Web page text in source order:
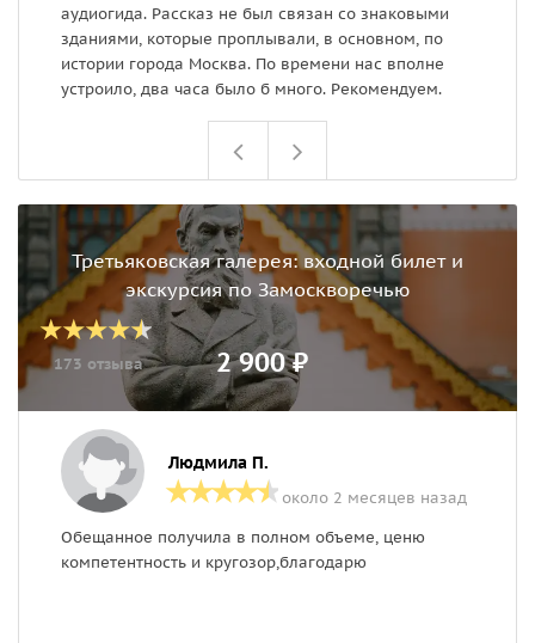
аудиогида. Рассказ не был связан со знаковыми
зданиями, которые проплывали, в основном, по
истории города Москва. По времени нас вполне
устроило, два часа было б много. Рекомендуем.
Третьяковская галерея: входной билет и
экскурсия по Замоскворечью
173 отзыва 2 900 ₽
Людмила П.
около 2 месяцев назад
Обещанное получила в полном объеме, ценю
компетентность и кругозор,благодарю